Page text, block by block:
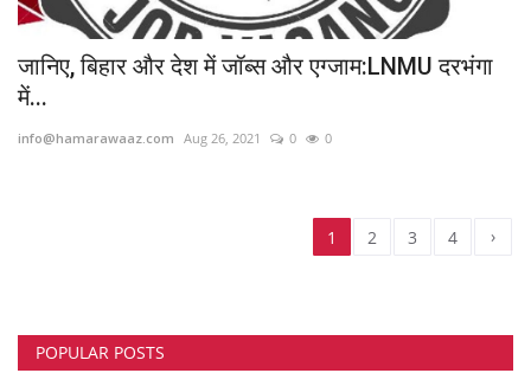
जानिए, बिहार और देश में जॉब्स और एग्जाम:LNMU दरभंगा
में...
info@hamarawaaz.com Aug 26, 2021 0 0
1 2 3 4 ›
POPULAR POSTS